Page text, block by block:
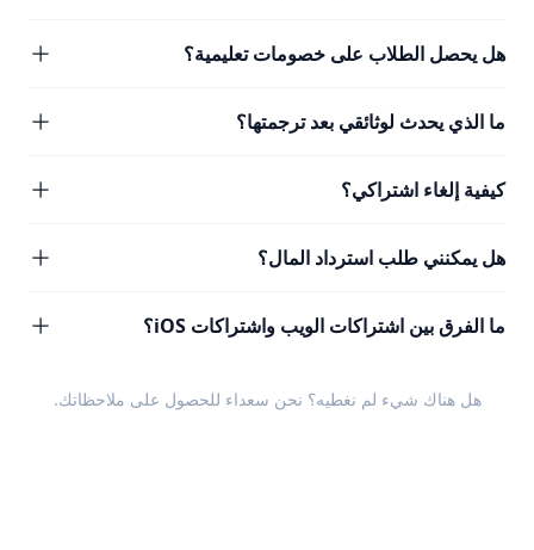
هل يحصل الطلاب على خصومات تعليمية؟
ما الذي يحدث لوثائقي بعد ترجمتها؟
كيفية إلغاء اشتراكي؟
هل يمكنني طلب استرداد المال؟
ما الفرق بين اشتراكات الويب واشتراكات iOS؟
هل هناك شيء لم نغطيه؟ نحن سعداء للحصول على ملاحظاتك.